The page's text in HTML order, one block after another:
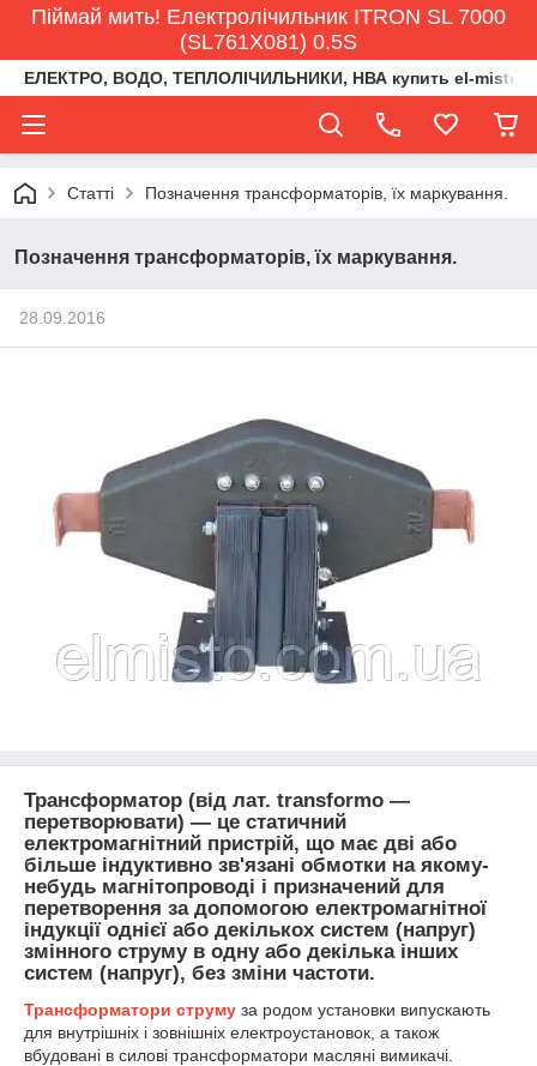
Піймай мить! Електролічильник ITRON SL 7000
(SL761X081) 0.5S
ЕЛЕКТРО, ВОДО, ТЕПЛОЛІЧИЛЬНИКИ, НВА купить el-
Статті Позначення трансформаторів, їх маркування.
Позначення трансформаторів, їх маркування.
28.09.2016
Трансформатор (від лат. transformo —
перетворювати) — це статичний
електромагнітний пристрій, що має дві або
більше індуктивно зв'язані обмотки на якому-
небудь магнітопроводі і призначений для
перетворення за допомогою електромагнітної
індукції однієї або декількох систем (напруг)
змінного струму в одну або декілька інших
систем (напруг), без зміни частоти.
Трансформатори струму за родом установки випускають
для внутрішніх і зовнішніх електроустановок, а також
вбудовані в силові трансформатори масляні вимикачі.